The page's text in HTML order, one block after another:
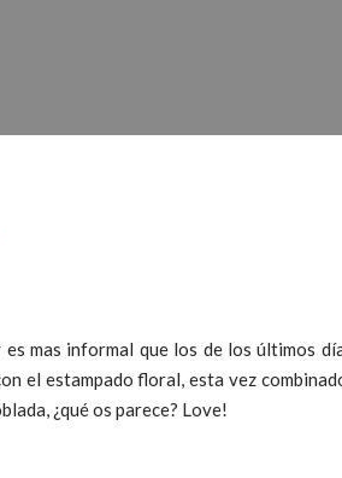
es mas informal que los de los últimos
el estampado floral, esta vez
¿qué os parece? Love!